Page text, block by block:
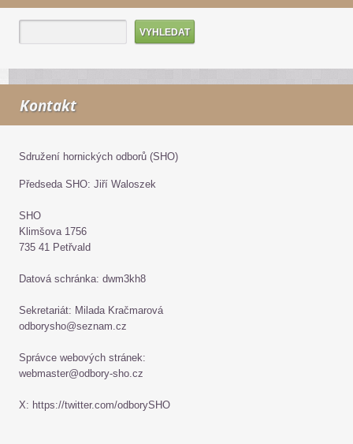
Kontakt
Sdružení hornických odborů (SHO)
Předseda SHO: Jiří Waloszek
SHO
Klimšova 1756
735 41 Petřvald
Datová schránka: dwm3kh8
Sekretariát: Milada Kračmarová
odborysho@seznam.cz
Správce webových stránek:
webmaster@odbory-sho.cz
X: https://twitter.com/odborySHO